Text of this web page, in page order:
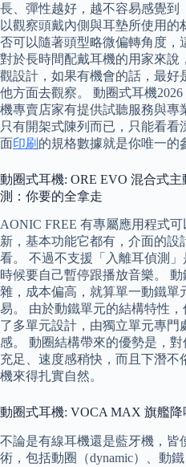
長、彈性越好，越不容易感覺到
以觀察頭戴內側與耳墊所使用
否可以隨著頭型略微偏轉角度，
對於長時間配戴耳機的用家來說
觀設計，如果有機會的話，最好
他方面去觀察。 動圈式耳機
機專賣店家有提供試聽服務與專
只有開架式陳列而已，只能看
面印刷 的規格數據就是你唯一的
動圈式耳機: ORE EVO 混合式
測：你要的全拿走
AONIC FREE 有專屬應用程式
新，基本功能它都有，介面的
看。 不過不支援「入離耳偵測
時候要自己暫停跟播放音樂。
雜，成本偏高，就算單一動鐵單
易。 由於動鐵單元的結構特性
了多單元設計，由獨立單元專
感。 動圈結構帶來的優勢是，
充足、速度感稍快，而且下潛
機來得扎實自然。
動圈式耳機: VOCA MAX 旗艦降
不論是有線耳機還是藍牙機，皆
術，包括動圈（dynamic）、動鐵